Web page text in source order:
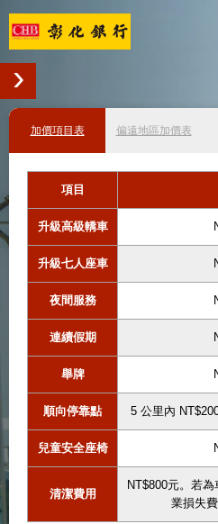
加價項目表 偏遠地區加價表
項目
升級高級轎車
升級七人座車
夜間服務
連續假期
舉牌
順向停靠點 5 公里內
兒童安全座椅
清潔費用
NT$800元。若
業損失